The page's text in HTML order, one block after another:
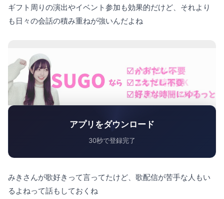
ギフト周りの演出やイベント参加も効果的だけど、それより
も日々の会話の積み重ねが強いんだよね
アプリをダウンロード
30秒で登録完了
みきさんが歌好きって言ってたけど、歌配信が苦手な人もい
るよねって話もしておくね